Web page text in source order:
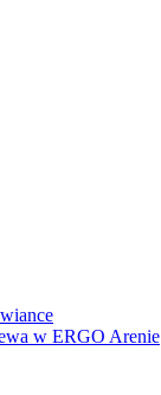
w ERGO Arenie